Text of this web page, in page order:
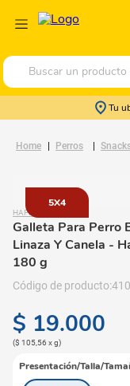
Buscar un producto o
Tu
Perros
5X4
HAPPY TAILS
Galleta Para Perro
Linaza Y Canela -
180 g
$ 19.000
($ 105,56 xg)
Presentación/Talla/